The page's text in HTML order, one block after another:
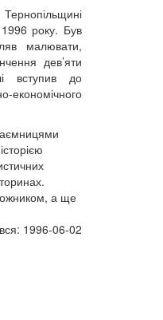
року. Був
малювати,
дев’яти
вступив до
економічного
а ще
1996-06-02